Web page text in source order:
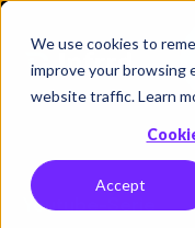
We use cookies to
improve your browsing
website traffic. Learn
Accept
Youtube-Serie